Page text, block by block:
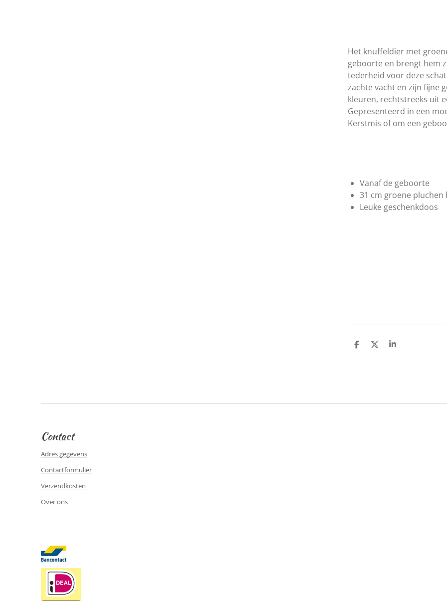
Het knuffeldier met
geboorte en brengt hem
tederheid voor deze
zachte vacht en zijn fijne
kleuren, rechtstreeks uit
Gepresenteerd in een
Kerstmis of om een
Vanaf de geboorte
31 cm groene
Leuke geschenkdoos
D
D
S
Contact
Adres gegevens
Contactformulier
Verzendkosten
Over ons